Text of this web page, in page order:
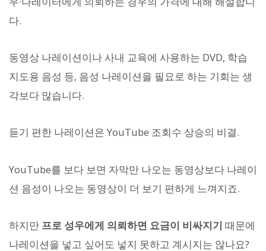
다.
동영상 나레이션이나 사내 교육에 사용하는 DVD, 학습
지도용 음성 등, 음성 나레이션을 필요로 하는 기회는 생
각보다 많습니다.
듣기 편한 나레이션은 YouTube 조회수 상승의 비결.
YouTube를 보다 보면 자막만 나오는 동영상보다 나레이
션 음성이 나오는 동영상이 더 보기 편하게 느껴지죠.
하지만 프로 성우에게 의뢰하면 요금이 비싸지기 때문에
나레이션을 넣고 싶어도 넣지 못하고 계시지는 않나요?